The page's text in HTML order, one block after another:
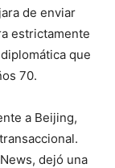
de enviar
estrictamente
que
70.
a Beijing,
dejó una